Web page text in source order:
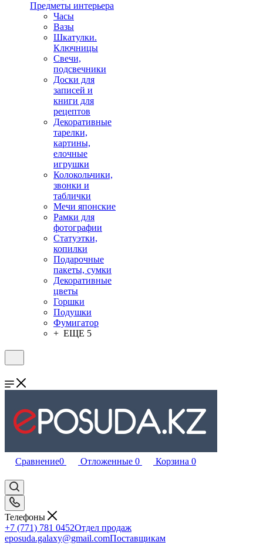
Предметы интерьера
Часы
Вазы
Шкатулки.
Ключницы
Свечи,
подсвечники
Доски для
записей и
книги для
рецептов
Декоративные
тарелки,
картины,
елочные
игрушки
Колокольчики,
звонки и
таблички
Мечи японские
Рамки для
фотографии
Статуэтки,
копилки
Подарочные
пакеты, сумки
Декоративные
цветы
Горшки
Подушки
Фумигатор
+ ЕЩЕ 5
Сравнение0 Отложенные 0 Корзина 0
Телефоны
+7 (771) 781 0452Отдел продаж
eposuda.galaxy@gmail.comПоставщикам